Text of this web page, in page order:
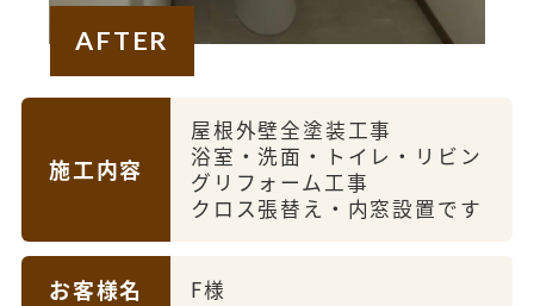
AFTER
施工内容
屋根外壁全塗装工事
浴室・洗面・トイレ・リビン
グリフォーム工事
クロス張替え・内窓設置です
お客様名 F様